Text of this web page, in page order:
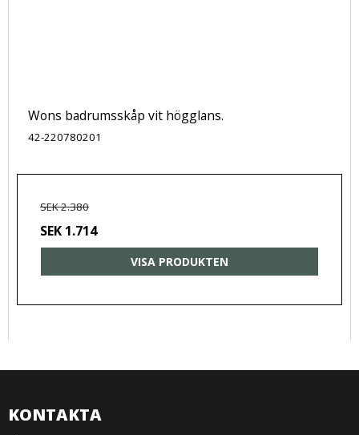
Wons badrumsskåp vit högglans.
42-220780201
SEK 2.380
SEK 1.714
VISA PRODUKTEN
KONTAKTA